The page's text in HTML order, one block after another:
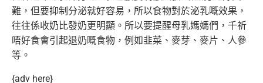
難，但要抑制分泌就好容易，所以食物對於泌乳嘅效果，
往往係收奶比發奶更明顯。所以要提醒母乳媽媽們，千祈
唔好食會引起退奶嘅食物，例如韭菜、麥芽、麥片、人參
等。
{adv here}